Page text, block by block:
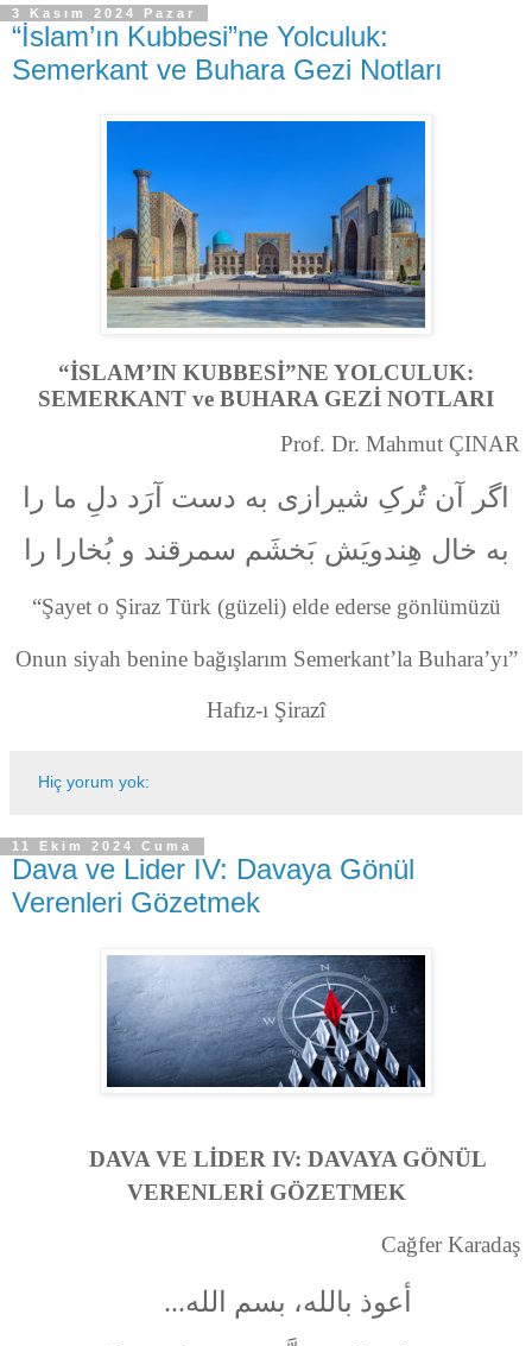
3 Kasım 2024 Pazar
“İslam’ın Kubbesi”ne Yolculuk:
Semerkant ve Buhara Gezi Notları
“İSLAM’IN KUBBESİ”NE YOLCULUK:
SEMERKANT ve BUHARA GEZİ NOTLARI
Prof. Dr. Mahmut ÇINAR
اگر آن تُرکِ شیرازی به‌‌ دست‌ آرَد دلِ ما را
به خال هِندویَش بَخشَم سمرقند و بُخارا را
“Şayet o Şiraz Türk (güzeli) elde ederse gönlümüzü
Onun siyah benine bağışlarım Semerkant’la Buhara’yı”
Hafız-ı Şirazî
Hiç yorum yok:
11 Ekim 2024 Cuma
Dava ve Lider IV: Davaya Gönül
Verenleri Gözetmek
DAVA VE LİDER IV: DAVAYA GÖNÜL
VERENLERİ GÖZETMEK
Cağfer Karadaş
أعوذ بالله، بسم الله...